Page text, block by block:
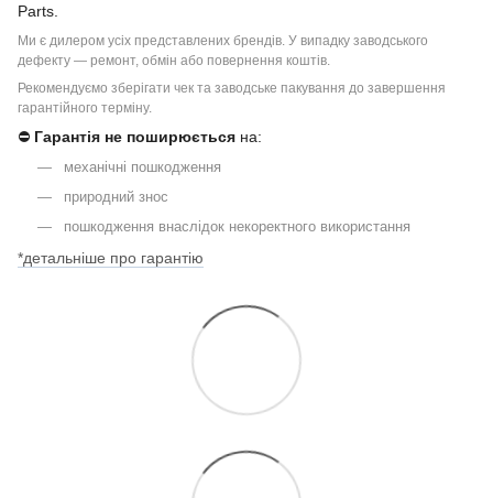
Parts.
Ми є дилером усіх представлених брендів. У випадку заводського
дефекту — ремонт, обмін або повернення коштів.
Рекомендуємо зберігати чек та заводське пакування до завершення
гарантійного терміну.
⛔ Гарантія не поширюється на:
механічні пошкодження
природний знос
пошкодження внаслідок некоректного використання
*детальніше про гарантію